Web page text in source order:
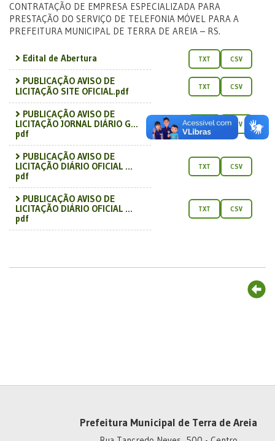
CONTRATAÇÃO DE EMPRESA ESPECIALIZADA PARA
PRESTAÇÃO DO SERVIÇO DE TELEFONIA MÓVEL PARA A
PREFEITURA MUNICIPAL DE TERRA DE AREIA – RS.
Edital de Abertura TXT CSV
PUBLICAÇÃO AVISO DE
LICITAÇÃO SITE OFICIAL.pdf
TXT CSV
PUBLICAÇÃO AVISO DE
LICITAÇÃO JORNAL DIÁRIO G...
pdf
TXT CSV
PUBLICAÇÃO AVISO DE
LICITAÇÃO DIÁRIO OFICIAL ...
pdf
TXT CSV
PUBLICAÇÃO AVISO DE
LICITAÇÃO DIÁRIO OFICIAL ...
pdf
TXT CSV
Prefeitura Municipal de Terra de Areia